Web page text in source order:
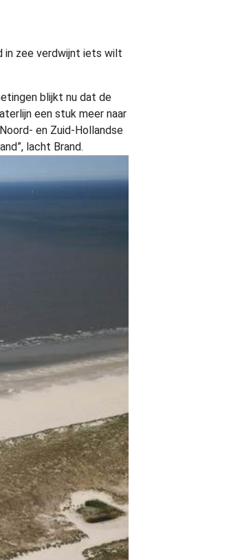
in zee verdwijnt iets wilt
blijkt nu dat de
een stuk meer naar
en Zuid-Hollandse
lacht Brand.